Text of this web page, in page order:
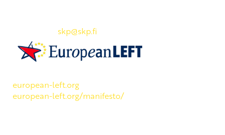
skp@skp.fi
european-left.org
european-left.org/manifesto/